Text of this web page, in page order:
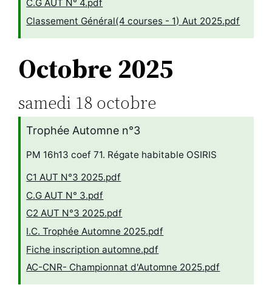
C.G AUT N° 4.pdf
Classement Général(4 courses - 1) Aut 2025.pdf
Octobre 2025
samedi 18 octobre
Trophée Automne n°3
PM 16h13 coef 71. Régate habitable OSIRIS
C1 AUT N°3 2025.pdf
C.G AUT N° 3.pdf
C2 AUT N°3 2025.pdf
I.C. Trophée Automne 2025.pdf
Fiche inscription automne.pdf
AC-CNR- Championnat d'Automne 2025.pdf